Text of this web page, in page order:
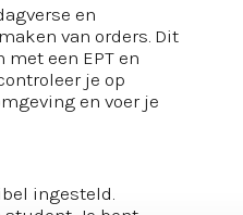
en
van orders. Dit
een EPT en
je op
en voer je
ingesteld.